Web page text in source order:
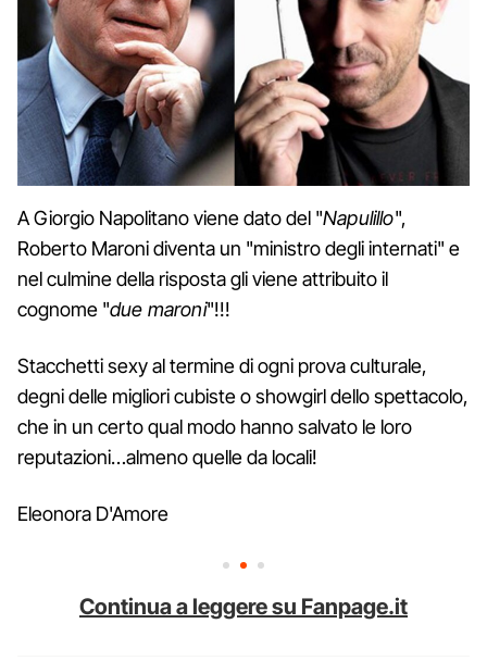
A Giorgio Napolitano viene dato del "Napulillo",
Roberto Maroni diventa un "ministro degli internati" e
nel culmine della risposta gli viene attribuito il
cognome "due maroni"!!!
Stacchetti sexy al termine di ogni prova culturale,
degni delle migliori cubiste o showgirl dello spettacolo,
che in un certo qual modo hanno salvato le loro
reputazioni…almeno quelle da locali!
Eleonora D'Amore
Continua a leggere su Fanpage.it